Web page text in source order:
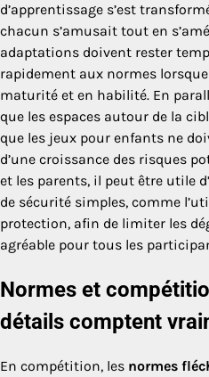
d’apprentissage s’est
chacun s’amusait tout en
adaptations doivent rester
rapidement aux normes
maturité et en habilité. En
que les espaces autour de la
que les jeux pour enfants ne
d’une croissance des risques
et les parents, il peut être utile
de sécurité simples, comme
protection, afin de limiter les
agréable pour tous les
Normes et
détails comptent
En compétition, les normes